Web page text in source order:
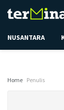
NUSANTARA
Home Penulis